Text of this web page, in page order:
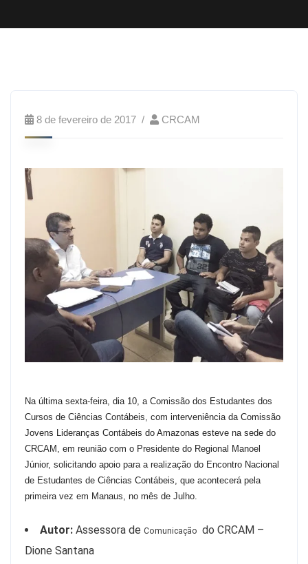
8 de fevereiro de 2017 CRCAM
Na última sexta-feira, dia 10, a Comissão dos Estudantes dos
Cursos de Ciências Contábeis, com interveniência da Comissão
Jovens Lideranças Contábeis do Amazonas esteve na sede do
CRCAM, em reunião com o Presidente do Regional Manoel
Júnior, solicitando apoio para a realização do Encontro Nacional
de Estudantes de Ciências Contábeis, que acontecerá pela
primeira vez em Manaus, no mês de Julho.
Autor: Assessora de Comunicação do CRCAM –
Dione Santana